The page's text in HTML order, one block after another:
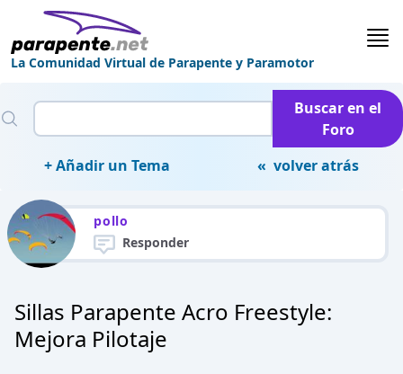
La Comunidad Virtual de Parapente y Paramotor
Buscar en el
Foro
+ Añadir un Tema
« volver atrás
pollo
Responder
Sillas Parapente Acro Freestyle:
Mejora Pilotaje